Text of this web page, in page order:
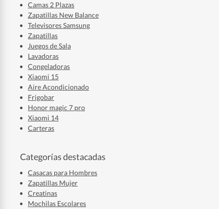
Camas 2 Plazas
Zapatillas New Balance
Televisores Samsung
Zapatillas
Juegos de Sala
Lavadoras
Congeladoras
Xiaomi 15
Aire Acondicionado
Frigobar
Honor magic 7 pro
Xiaomi 14
Carteras
Categorías destacadas
Casacas para Hombres
Zapatillas Mujer
Creatinas
Mochilas Escolares